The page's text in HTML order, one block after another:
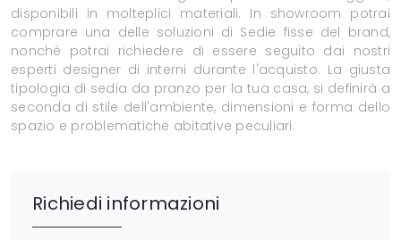
disponibili in molteplici materiali. In showroom potrai
comprare una delle soluzioni di Sedie fisse del brand,
nonché potrai richiedere di essere seguito dai nostri
esperti designer di interni durante l'acquisto. La giusta
tipologia di sedia da pranzo per la tua casa, si definirà a
seconda di stile dell'ambiente, dimensioni e forma dello
spazio e problematiche abitative peculiari.
Richiedi informazioni